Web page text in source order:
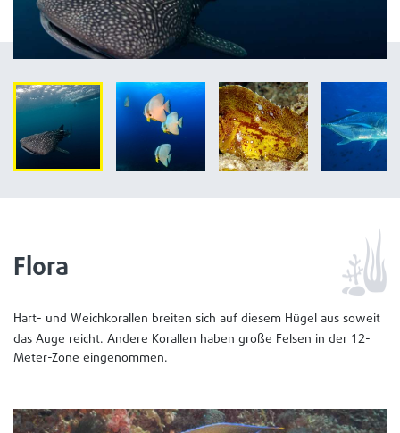
Flora
Hart- und Weichkorallen breiten sich auf diesem Hügel aus soweit
das Auge reicht. Andere Korallen haben große Felsen in der 12-
Meter-Zone eingenommen.